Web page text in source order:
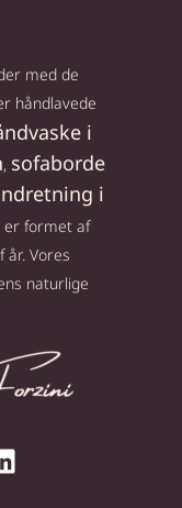
med de
håndlavede
i
, sofaborde
i
er formet af
år. Vores
naturlige